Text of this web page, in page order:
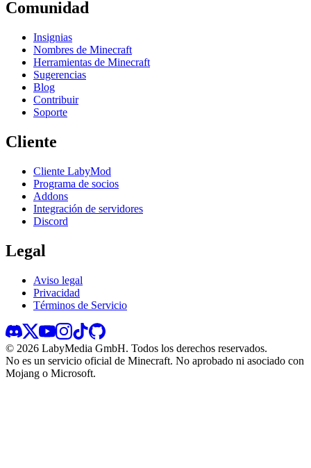
Comunidad
Insignias
Nombres de Minecraft
Herramientas de Minecraft
Sugerencias
Blog
Contribuir
Soporte
Cliente
Cliente LabyMod
Programa de socios
Addons
Integración de servidores
Discord
Legal
Aviso legal
Privacidad
Términos de Servicio
© 2026 LabyMedia GmbH. Todos los derechos reservados.
No es un servicio oficial de Minecraft. No aprobado ni asociado con
Mojang o Microsoft.